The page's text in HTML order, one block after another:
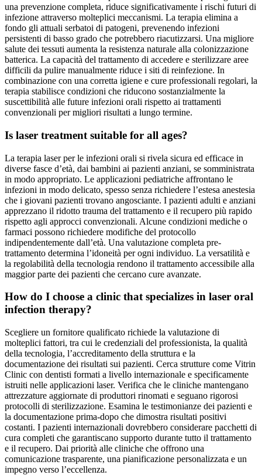
una prevenzione completa, riduce significativamente i rischi futuri di
infezione attraverso molteplici meccanismi. La terapia elimina a
fondo gli attuali serbatoi di patogeni, prevenendo infezioni
persistenti di basso grado che potrebbero riacutizzarsi. Una migliore
salute dei tessuti aumenta la resistenza naturale alla colonizzazione
batterica. La capacità del trattamento di accedere e sterilizzare aree
difficili da pulire manualmente riduce i siti di reinfezione. In
combinazione con una corretta igiene e cure professionali regolari, la
terapia stabilisce condizioni che riducono sostanzialmente la
suscettibilità alle future infezioni orali rispetto ai trattamenti
convenzionali per migliori risultati a lungo termine.
Is laser treatment suitable for all ages?
La terapia laser per le infezioni orali si rivela sicura ed efficace in
diverse fasce d’età, dai bambini ai pazienti anziani, se somministrata
in modo appropriato. Le applicazioni pediatriche affrontano le
infezioni in modo delicato, spesso senza richiedere l’estesa anestesia
che i giovani pazienti trovano angosciante. I pazienti adulti e anziani
apprezzano il ridotto trauma del trattamento e il recupero più rapido
rispetto agli approcci convenzionali. Alcune condizioni mediche o
farmaci possono richiedere modifiche del protocollo
indipendentemente dall’età. Una valutazione completa pre-
trattamento determina l’idoneità per ogni individuo. La versatilità e
la regolabilità della tecnologia rendono il trattamento accessibile alla
maggior parte dei pazienti che cercano cure avanzate.
How do I choose a clinic that specializes in laser oral
infection therapy?
Scegliere un fornitore qualificato richiede la valutazione di
molteplici fattori, tra cui le credenziali del professionista, la qualità
della tecnologia, l’accreditamento della struttura e la
documentazione dei risultati sui pazienti. Cerca strutture come Vitrin
Clinic con dentisti formati a livello internazionale e specificamente
istruiti nelle applicazioni laser. Verifica che le cliniche mantengano
attrezzature aggiornate di produttori rinomati e seguano rigorosi
protocolli di sterilizzazione. Esamina le testimonianze dei pazienti e
la documentazione prima-dopo che dimostra risultati positivi
costanti. I pazienti internazionali dovrebbero considerare pacchetti di
cura completi che garantiscano supporto durante tutto il trattamento
e il recupero. Dai priorità alle cliniche che offrono una
comunicazione trasparente, una pianificazione personalizzata e un
impegno verso l’eccellenza.